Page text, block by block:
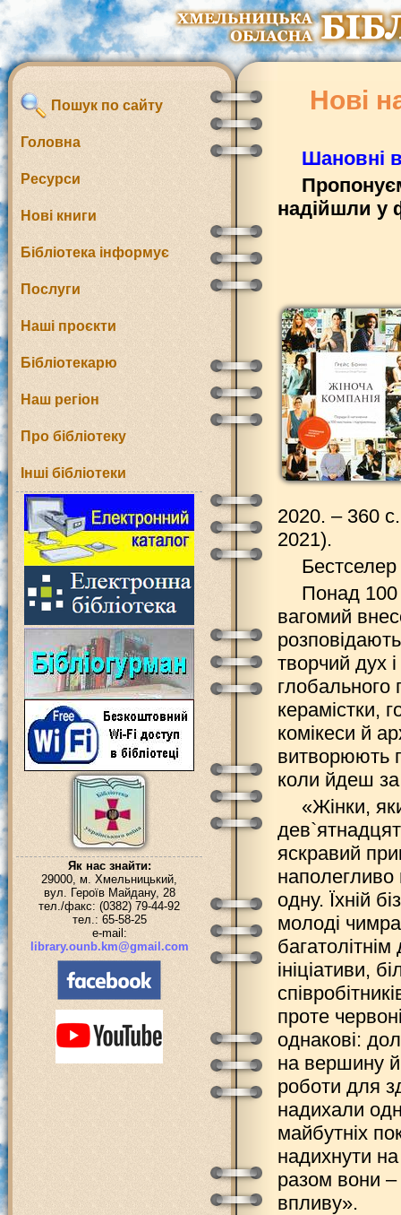
Пошук по сайту
Головна
Ресурси
Нові книги
Бібліотека інформує
Послуги
Наші проєкти
Бібліотекарю
Наш регіон
Про бібліотеку
Інші бібліотеки
Як нас знайти:
29000, м. Хмельницький,
вул. Героїв Майдану, 28
тел./факс: (0382) 79-44-92
тел.: 65-58-25
e-mail:
library.ounb.km@gmail.com
Нові
Шановні
надійшли у
2020. – 360
2021).
Понад 100
вагомий
творчий дух
глобального
керамістки,
комікеси й
витворюють
коли йдеш
«Жінки,
яскравий
одну. Їхній
молоді
багатолітнім
ініціативи,
проте
однакові:
на вершину й
роботи для
надихали
майбутніх
надихнути
разом вони –
впливу».